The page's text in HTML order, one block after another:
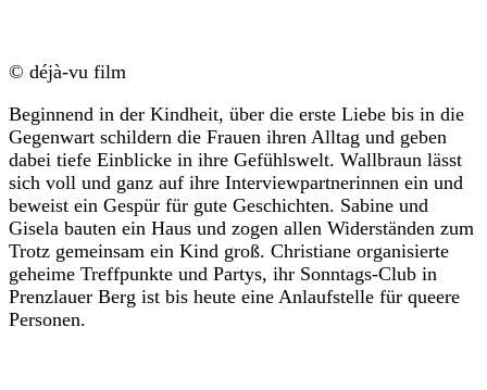
© déjà-vu film
Beginnend in der Kindheit, über die erste Liebe bis in die
Gegenwart schildern die Frauen ihren Alltag und geben
dabei tiefe Einblicke in ihre Gefühlswelt. Wallbraun lässt
sich voll und ganz auf ihre Interviewpartnerinnen ein und
beweist ein Gespür für gute Geschichten. Sabine und
Gisela bauten ein Haus und zogen allen Widerständen zum
Trotz gemeinsam ein Kind groß. Christiane organisierte
geheime Treffpunkte und Partys, ihr Sonntags-Club in
Prenzlauer Berg ist bis heute eine Anlaufstelle für queere
Personen.